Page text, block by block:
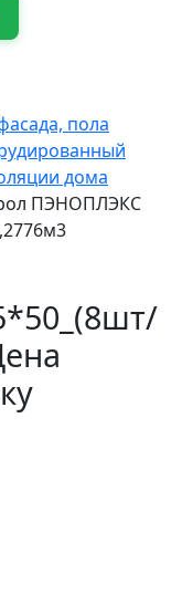
пола
дома
ПЭНОПЛЭКС